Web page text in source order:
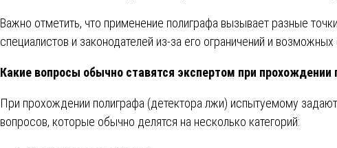
Важно отметить, что применение полиграфа вызывает разные
специалистов и законодателей из-за его ограничений и возможных
Какие вопросы обычно ставятся экспертом при прохождении
При прохождении полиграфа (детектора лжи) испытуемому
вопросов, которые обычно делятся на несколько категорий: